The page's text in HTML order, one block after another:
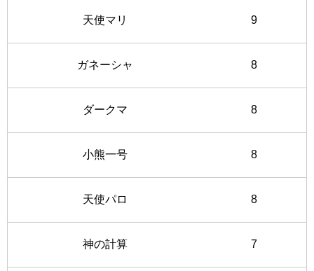
天使マリ 9
ガネーシャ 8
ダークマ 8
小熊一号 8
天使パロ 8
神の計算 7